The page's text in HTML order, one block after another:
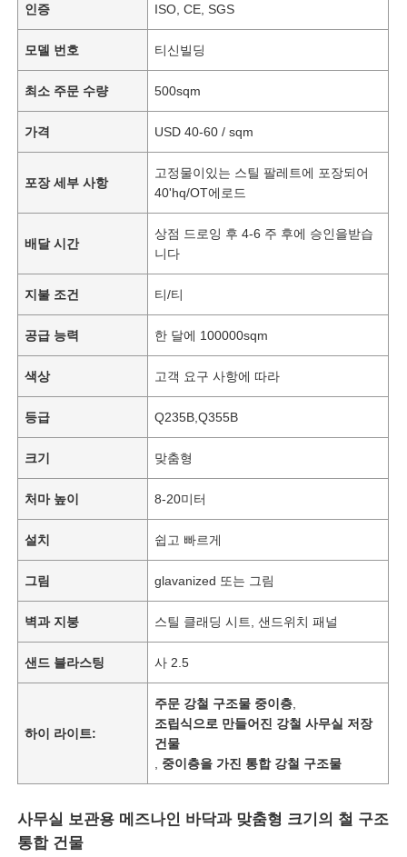
인증 ISO, CE, SGS
모델 번호 티신빌딩
최소 주문 수량 500sqm
가격 USD 40-60 / sqm
포장 세부 사항
고정물이있는 스틸 팔레트에 포장되어
40'hq/OT에로드
배달 시간
상점 드로잉 후 4-6 주 후에 승인을받습
니다
지불 조건 티/티
공급 능력 한 달에 100000sqm
색상 고객 요구 사항에 따라
등급 Q235B,Q355B
크기 맞춤형
처마 높이 8-20미터
설치 쉽고 빠르게
그림 glavanized 또는 그림
벽과 지붕 스틸 클래딩 시트, 샌드위치 패널
샌드 블라스팅 사 2.5
하이 라이트:
주문 강철 구조물 중이층
조립식으로 만들어진 강철 사무실 저장
건물
중이층을 가진 통합 강철 구조물
사무실 보관용 메즈나인 바닥과 맞춤형 크기의 철 구조
통합 건물